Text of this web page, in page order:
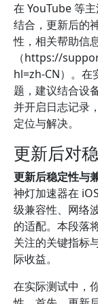
在 YouTube 等
结合，更新后的
性，相关帮助信
（https://
hl=zh-CN）。在
题，建议结合设
并开启日志记录
定位与解决。
更新后对
更新后稳定性与
神灯加速器在
级兼容性、网络
的适配。本段落
关注的关键指标
际收益。
在实际测试中，